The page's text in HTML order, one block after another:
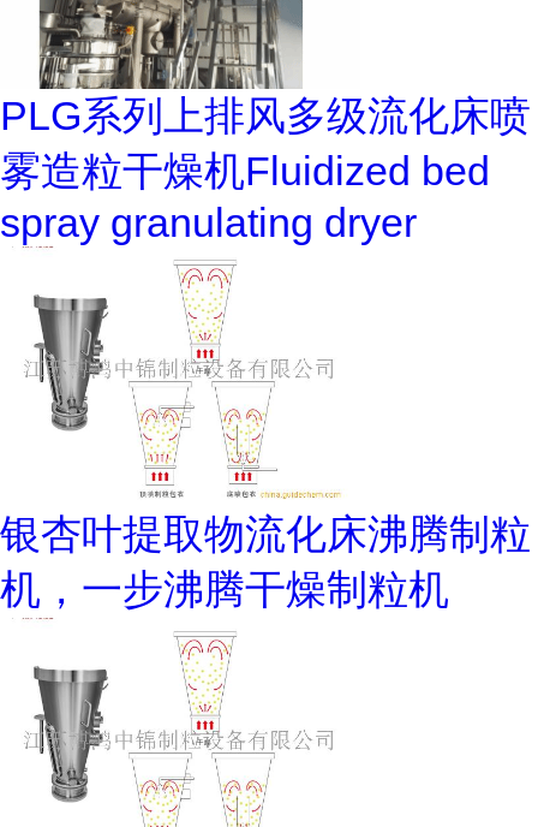
PLG系列上排风多级流化床喷
雾造粒干燥机Fluidized bed
spray granulating dryer
银杏叶提取物流化床沸腾制粒
机，一步沸腾干燥制粒机